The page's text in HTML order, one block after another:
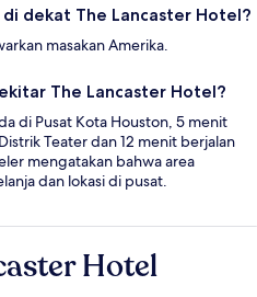
dekat The Lancaster Hotel?
masakan Amerika.
The Lancaster Hotel?
di Pusat Kota Houston, 5 menit
Teater dan 12 menit berjalan
mengatakan bahwa area
dan lokasi di pusat.
Hotel